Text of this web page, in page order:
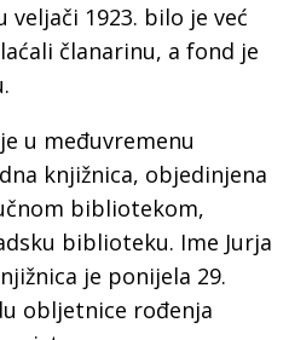
veljači 1923. bilo je već
članarinu, a fond je
u međuvremenu
knjižnica, objedinjena
bibliotekom,
biblioteku. Ime Jurja
je ponijela 29.
obljetnice rođenja